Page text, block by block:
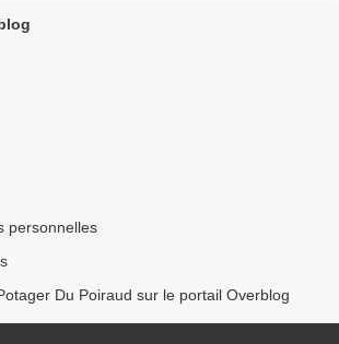
personnelles
Du Poiraud sur le portail Overblog